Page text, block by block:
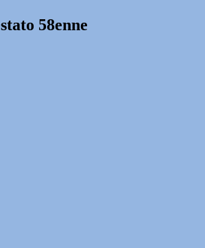
58enne